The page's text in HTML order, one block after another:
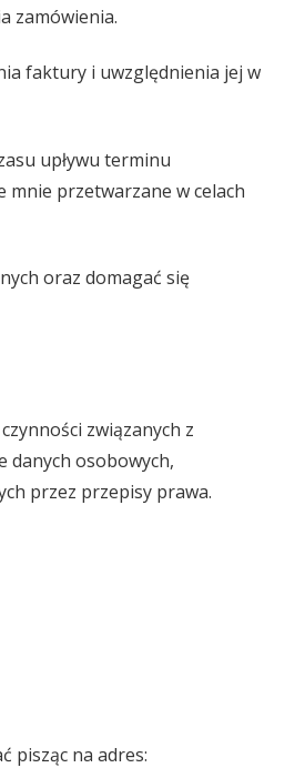
zamówienia.
faktury i uwzględnienia jej w
upływu terminu
mnie przetwarzane w celach
oraz domagać się
związanych z
danych osobowych,
przez przepisy prawa.
pisząc na adres: